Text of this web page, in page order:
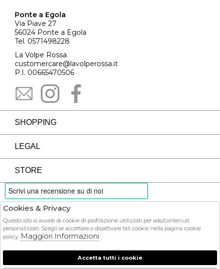
Ponte a Egola
Via Piave 27
56024 Ponte a Egola
Tel. 0571498228
La Volpe Rossa
customercare@lavolperossa.it
P.I. 00665470506
SHOPPING
LEGAL
STORE
PAYMENTS
COURIER
Cookies & Privacy
Questo sito si avvale di cookie di profilazione utilizzati per ads/contenuti
personalizzati. Scegli se accettare o disattivare tali cookie nella pagina cookie
policy. Maggiori Informazioni
Accetta tutti i cookie